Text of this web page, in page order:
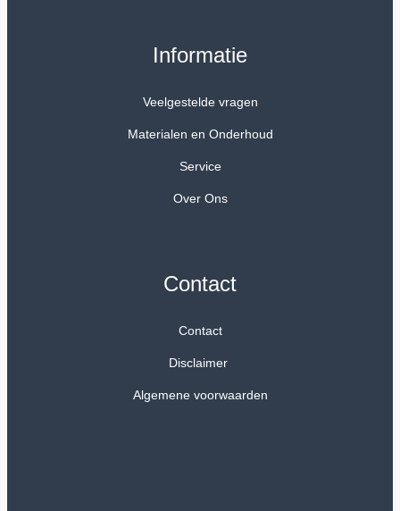
Informatie
Veelgestelde vragen
Materialen en Onderhoud
Service
Over Ons
Contact
Contact
Disclaimer
Algemene voorwaarden